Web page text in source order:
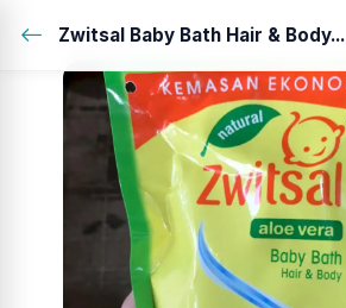
Zwitsal Baby Bath Hair & Body...